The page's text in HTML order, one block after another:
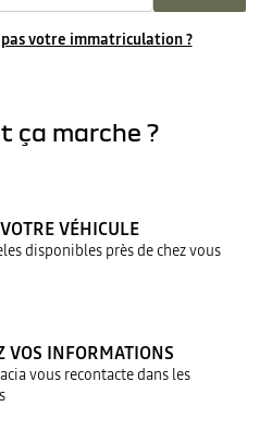
pas votre immatriculation ?
ça marche ?
VÉHICULE
disponibles près de chez vous
VOS INFORMATIONS
vous recontacte dans les